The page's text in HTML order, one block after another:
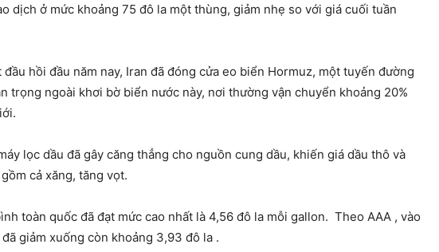
dịch ở mức khoảng 75 đô la một thùng, giảm nhẹ so với giá cuối tuần
hồi đầu năm nay, Iran đã đóng cửa eo biển Hormuz, một tuyến đường
trọng ngoài khơi bờ biển nước này, nơi thường vận chuyển khoảng 20%
lọc dầu đã gây căng thẳng cho nguồn cung dầu, khiến giá dầu thô và
cả xăng, tăng vọt.
toàn quốc đã đạt mức cao nhất là 4,56 đô la mỗi gallon. Theo AAA , vào
giảm xuống còn khoảng 3,93 đô la .